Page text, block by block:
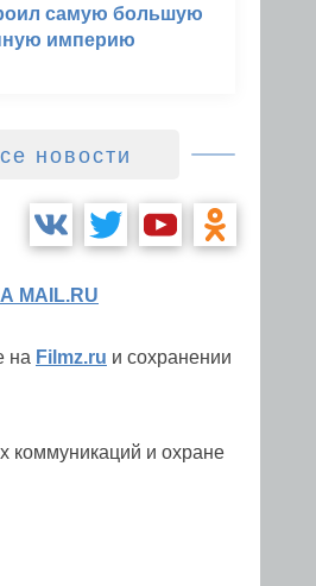
самую большую
империю
новости
MAIL.RU
на Filmz.ru и сохранении
коммуникаций и охране